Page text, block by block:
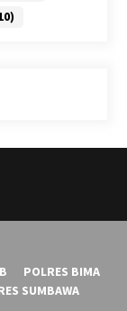
POLRES BIMA
SUMBAWA